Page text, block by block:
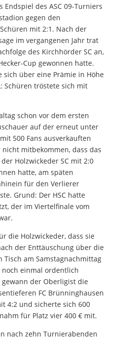
Endspiel des ASC 09-Turniers
gegen den
mit 2:1. Nach der
im vergangenen Jahr trat
des Kirchhörder SC an,
Cup gewonnen hatte.
sich über eine Prämie in Höhe
Schüren tröstete sich mit
schon vor dem ersten
auf der erneut unter
500 Fans ausverkauften
mitbekommen, dass das
Holzwickeder SC mit 2:0
hatte, am späten
für den Verlierer
Grund: Der HSC hatte
der im Viertelfinale vom
die Holzwickeder, dass sie
der Enttäuschung über die
Tisch am Samstagnachmittag
einmal ordentlich
der Oberligist die
FC Brünninghausen
4:2 und sicherte sich 600
für Platz vier 400 € mit.
nach zehn Turnierabenden